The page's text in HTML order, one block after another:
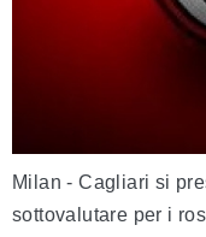
Milan - Cagliari si
sottovalutare per i